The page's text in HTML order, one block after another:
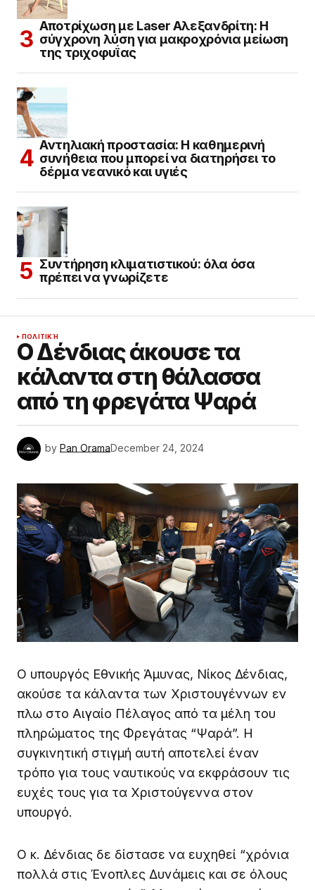
Αποτρίχωση με Laser Αλεξανδρίτη: Η
σύγχρονη λύση για μακροχρόνια μείωση
της τριχοφυΐας
Αντηλιακή προστασία: Η καθημερινή
συνήθεια που μπορεί να διατηρήσει το
δέρμα νεανικό και υγιές
Συντήρηση κλιματιστικού: όλα όσα
πρέπει να γνωρίζετε
ΠΟΛΙΤΙΚΉ
Ο Δένδιας άκουσε τα
κάλαντα στη θάλασσα
από τη φρεγάτα Ψαρά
by Pan OramaDecember 24, 2024
Ο υπουργός Εθνικής Άμυνας, Νίκος Δένδιας,
ακούσε τα κάλαντα των Χριστουγέννων εν
πλω στο Αιγαίο Πέλαγος από τα μέλη του
πληρώματος της Φρεγάτας “Ψαρά”. Η
συγκινητική στιγμή αυτή αποτελεί έναν
τρόπο για τους ναυτικούς να εκφράσουν τις
ευχές τους για τα Χριστούγεννα στον
υπουργό.
Ο κ. Δένδιας δε δίστασε να ευχηθεί “χρόνια
πολλά στις Ένοπλες Δυνάμεις και σε όλους